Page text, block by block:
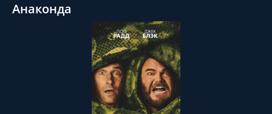
Анаконда
СМОТРЕТЬ ОНЛАЙН